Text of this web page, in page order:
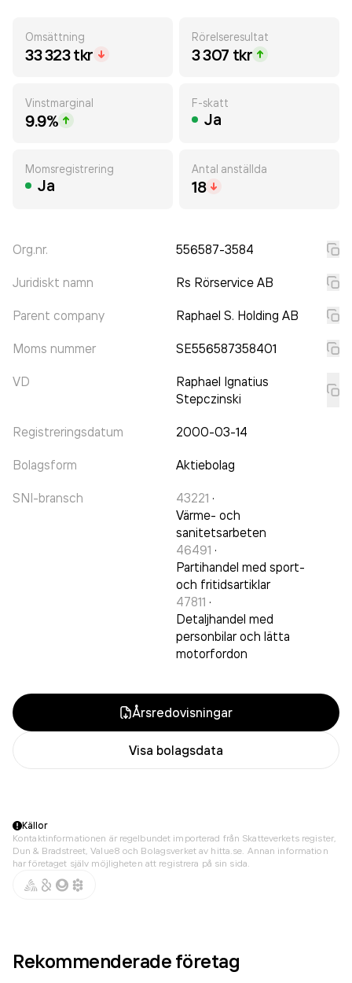
Omsättning
33 323 tkr
Rörelseresultat
3 307 tkr
Vinstmarginal
9.9%
F-skatt
Ja
Momsregistrering
Ja
Antal anställda
18
Org.nr. 556587-3584
Juridiskt namn Rs Rörservice AB
Parent company Raphael S. Holding AB
Moms nummer SE556587358401
VD
Raphael Ignatius
Stepczinski
Registreringsdatum 2000-03-14
Bolagsform Aktiebolag
SNI-bransch 43221 ·
Värme- och
sanitetsarbeten
46491 ·
Partihandel med sport-
och fritidsartiklar
47811 ·
Detaljhandel med
personbilar och lätta
motorfordon
Årsredovisningar
Visa bolagsdata
Källor
Kontaktinformationen är regelbundet importerad från Skatteverkets register,
Dun & Bradstreet, Value8 och Bolagsverket av hitta.se. Annan information
har företaget själv möjligheten att registrera på sin sida.
Rekommenderade företag